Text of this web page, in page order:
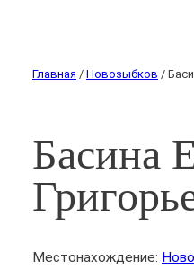
Главная / Новозыбков /
Басина
Местонахождение: